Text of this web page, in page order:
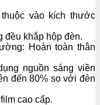
vào kích thước
đều khắp hộp đèn.
Hoàn toàn thân
nguồn sáng viền
đến 80% so với đèn
cao cấp.